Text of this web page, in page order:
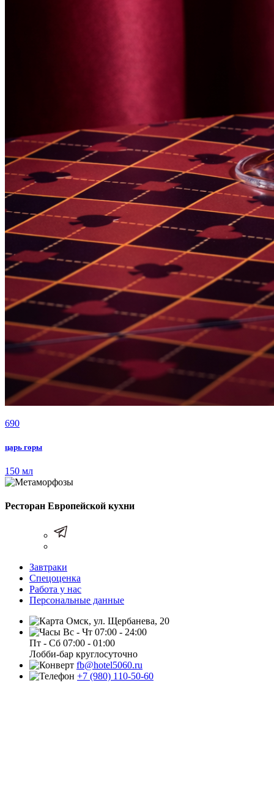
690
царь горы
150 мл
Ресторан Европейской кухни
Завтраки
Спецоценка
Работа у нас
Персональные данные
Омск, ул. Щербанева, 20
Вс - Чт 07:00 - 24:00
Пт - Сб 07:00 - 01:00
Лобби-бар круглосуточно
fb@hotel5060.ru
+7 (980) 110-50-60